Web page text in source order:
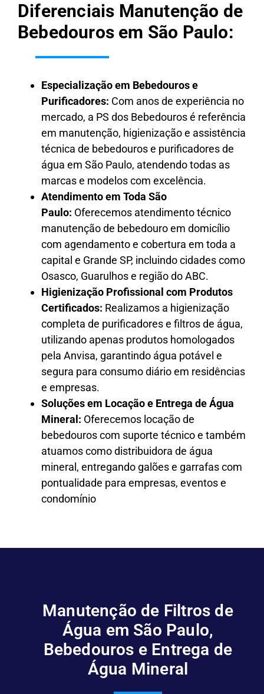
Diferenciais Manutenção de
Bebedouros em São Paulo:
Especialização em Bebedouros e
Purificadores: Com anos de experiência no
mercado, a PS dos Bebedouros é referência
em manutenção, higienização e assistência
técnica de bebedouros e purificadores de
água em São Paulo, atendendo todas as
marcas e modelos com excelência.
Atendimento em Toda São
Paulo: Oferecemos atendimento técnico
manutenção de bebedouro em domicílio
com agendamento e cobertura em toda a
capital e Grande SP, incluindo cidades como
Osasco, Guarulhos e região do ABC.
Higienização Profissional com Produtos
Certificados: Realizamos a higienização
completa de purificadores e filtros de água,
utilizando apenas produtos homologados
pela Anvisa, garantindo água potável e
segura para consumo diário em residências
e empresas.
Soluções em Locação e Entrega de Água
Mineral: Oferecemos locação de
bebedouros com suporte técnico e também
atuamos como distribuidora de água
mineral, entregando galões e garrafas com
pontualidade para empresas, eventos e
condomínio
Manutenção de Filtros de
Água em São Paulo,
Bebedouros e Entrega de
Água Mineral